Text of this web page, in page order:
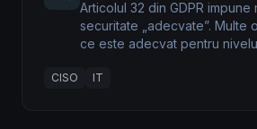
Articolul 32 din GDPR impune
securitate „adecvate”. Multe
ce este adecvat pentru
CISO IT